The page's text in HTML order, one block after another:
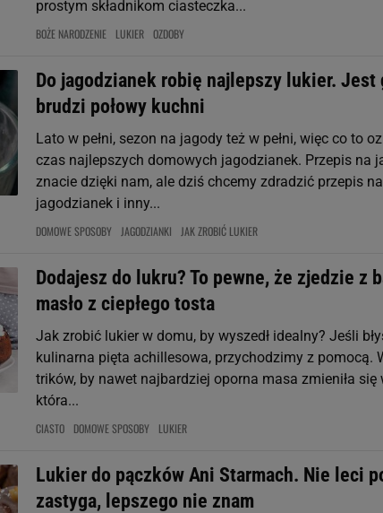
prostym składnikom ciasteczka...
BOŻE NARODZENIE LUKIER OZDOBY
Do jagodzianek robię najlepszy lukier. Jest
brudzi połowy kuchni
Lato w pełni, sezon na jagody też w pełni, więc co to
czas najlepszych domowych jagodzianek. Przepis na
znacie dzięki nam, ale dziś chcemy zdradzić przepis
jagodzianek i inny...
DOMOWE SPOSOBY JAGODZIANKI JAK ZROBIĆ LUKIER
Dodajesz do lukru? To pewne, że zjedzie z
masło z ciepłego tosta
Jak zrobić lukier w domu, by wyszedł idealny? Jeśli
kulinarna pięta achillesowa, przychodzimy z pomocą.
trików, by nawet najbardziej oporna masa zmieniła się
która...
CIASTO DOMOWE SPOSOBY LUKIER
Lukier do pączków Ani Starmach. Nie leci
zastyga, lepszego nie znam